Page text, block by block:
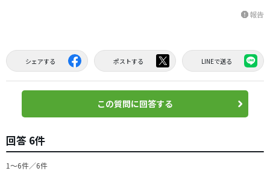
report報告
シェアする ポストする LINEで送る
この質問に回答する
回答 6件
1〜6件／6件